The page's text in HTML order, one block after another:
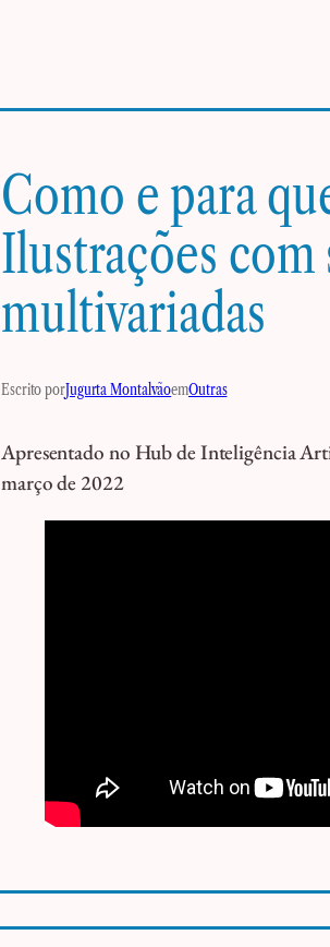
Como e para
Ilustrações
multivariadas
Escrito porJugurta MontalvãoemOutras
Apresentado no Hub de Inteligência
março de 2022